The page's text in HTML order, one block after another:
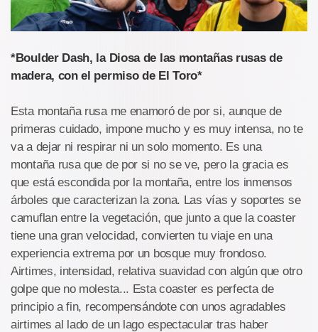
*Boulder Dash, la Diosa de las montañas rusas de
madera, con el permiso de El Toro*
Esta montaña rusa me enamoró de por si, aunque de
primeras cuidado, impone mucho y es muy intensa, no te
va a dejar ni respirar ni un solo momento. Es una
montaña rusa que de por si no se ve, pero la gracia es
que está escondida por la montaña, entre los inmensos
árboles que caracterizan la zona. Las vías y soportes se
camuflan entre la vegetación, que junto a que la coaster
tiene una gran velocidad, convierten tu viaje en una
experiencia extrema por un bosque muy frondoso.
Airtimes, intensidad, relativa suavidad con algún que otro
golpe que no molesta... Esta coaster es perfecta de
principio a fin, recompensándote con unos agradables
airtimes al lado de un lago espectacular tras haber